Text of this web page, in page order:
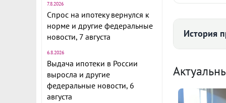
7.8.2026
Спрос на ипотеку вернулся к
норме и другие федеральные
новости, 7 августа
6.8.2026
Выдача ипотеки в России
выросла и другие
федеральные новости, 6
августа
СРОЧНО!
комнатная
Вильгельма
История